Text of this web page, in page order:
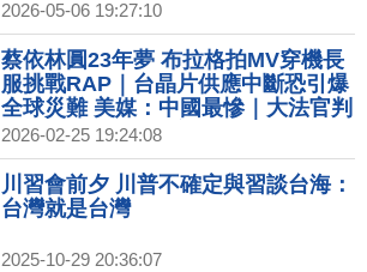
暗殺 躲地堡升級安保｜投資美國再加
碼？台積高層：為新機會做好準備｜
美網紅發起全民買下Spirit航空 不到
一週集資破億
2026-05-06 19:27:10
蔡依林圓23年夢 布拉格拍MV穿機長
服挑戰RAP｜台晶片供應中斷恐引爆
全球災難 美媒：中國最慘｜大法官判
對等關稅無效！川普國情咨文藏玄
機？｜台採購美天然氣有意增加 中
油：長期占比達3成
2026-02-25 19:24:08
川習會前夕 川普不確定與習談台海：
台灣就是台灣
2025-10-29 20:36:07